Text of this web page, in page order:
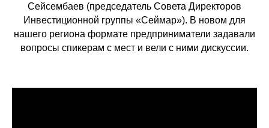
Сейсембаев (председатель Совета Директоров
Инвестиционной группы «Сеймар»). В новом для
нашего региона формате предприниматели задавали
вопросы спикерам с мест и вели с ними дискуссии.